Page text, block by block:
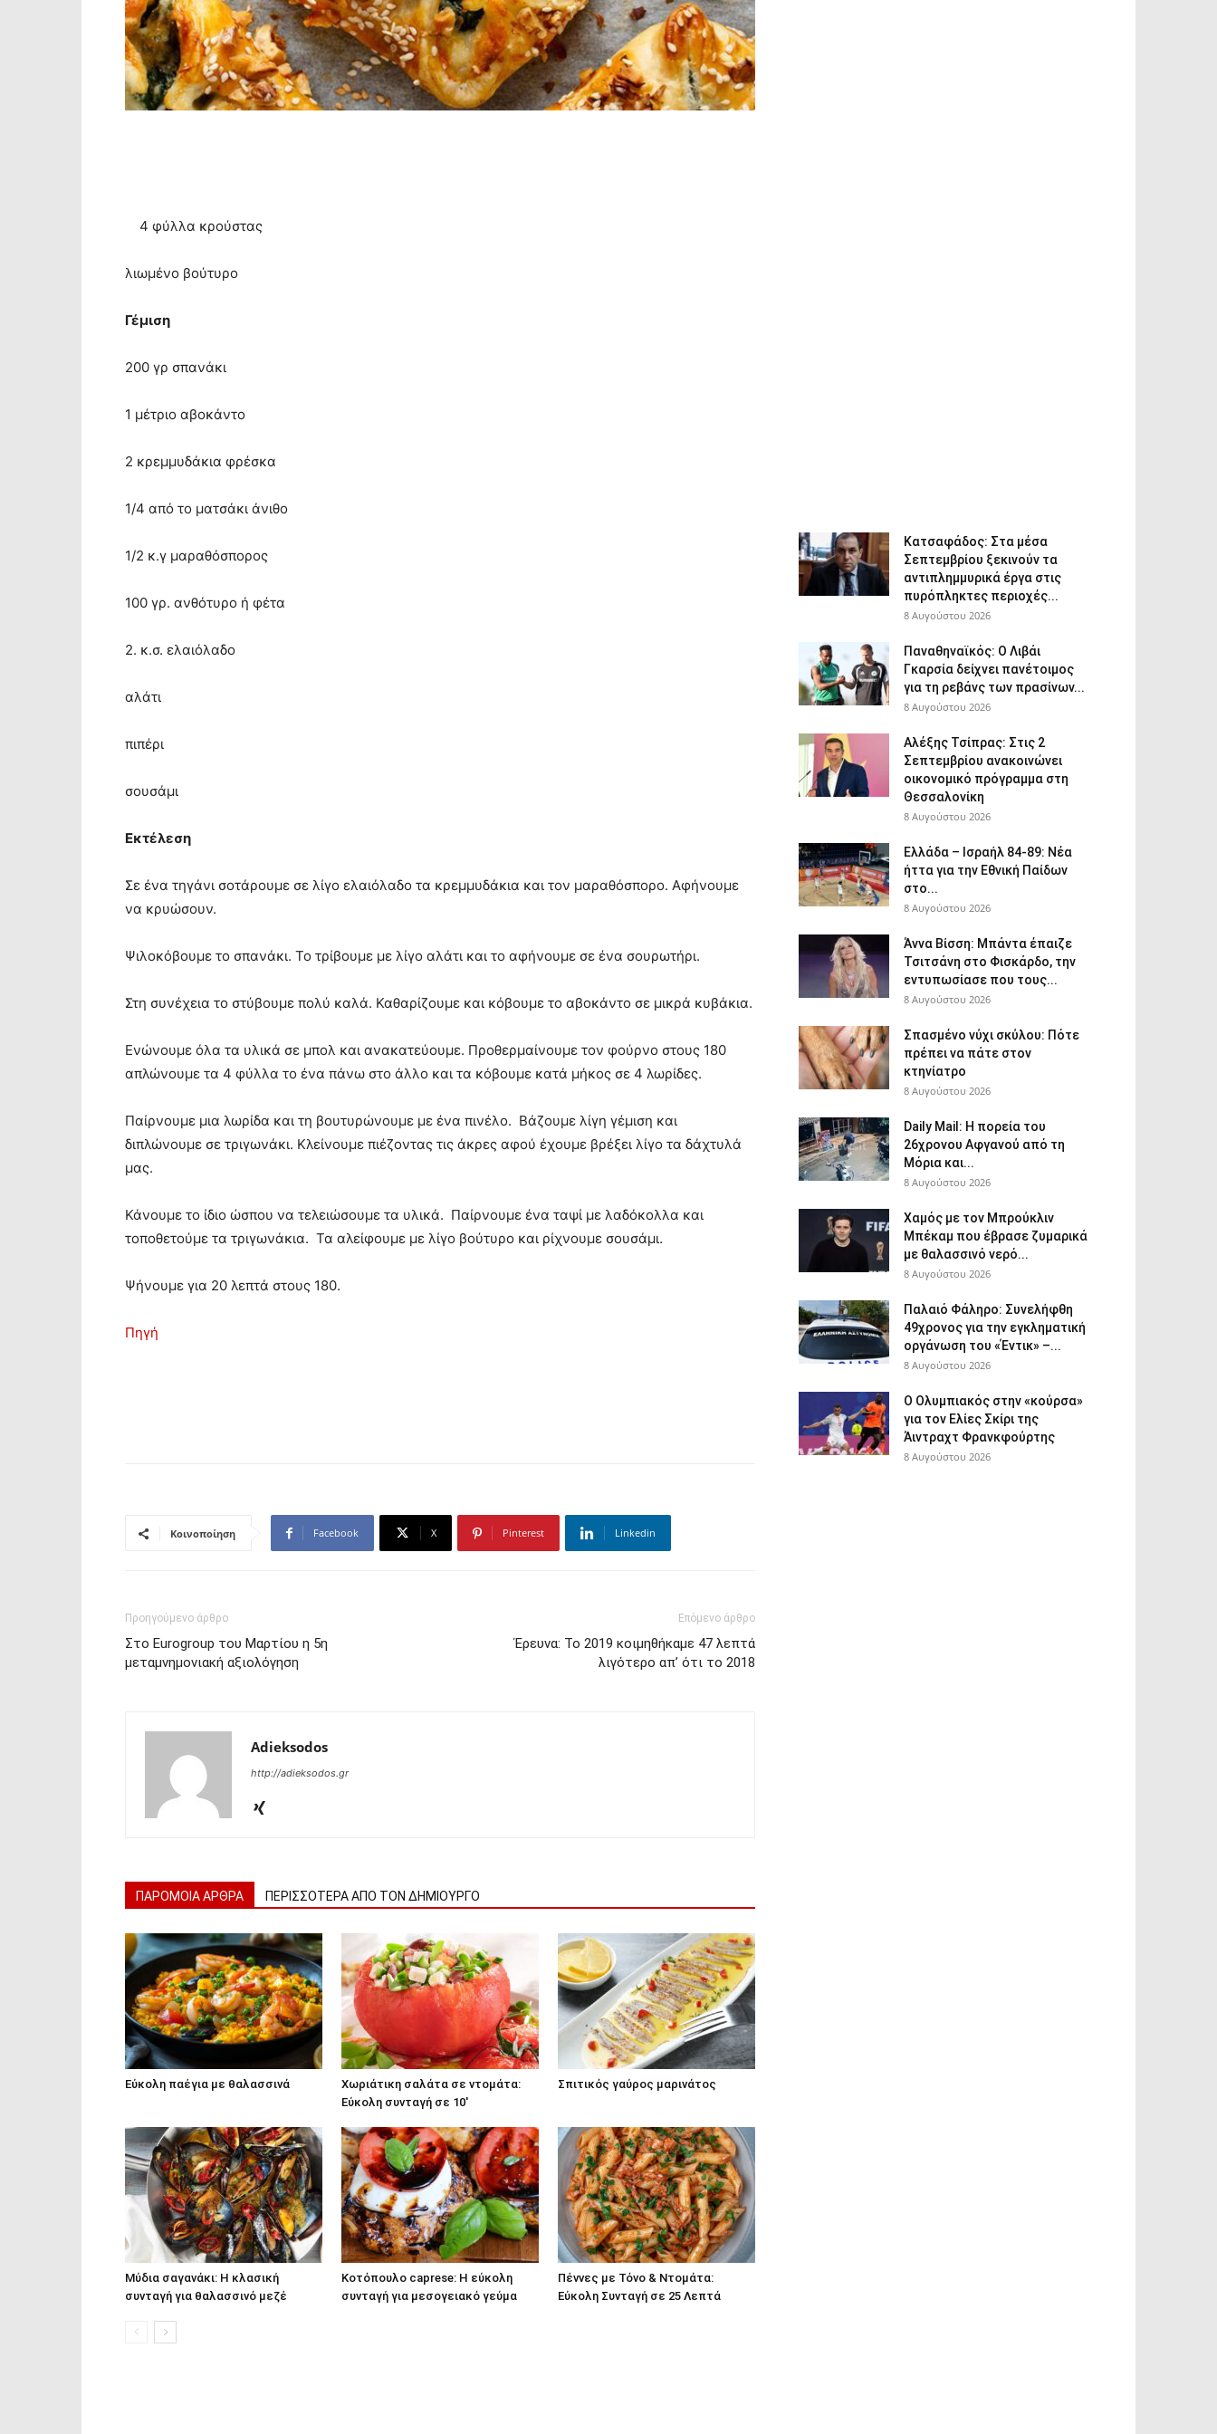
4 φύλλα κρούστας
λιωμένο βούτυρο
Γέμιση
200 γρ σπανάκι
1 μέτριο αβοκάντο
2 κρεμμυδάκια φρέσκα
1/4 από το ματσάκι άνιθο
1/2 κ.γ μαραθόσπορος
100 γρ. ανθότυρο ή φέτα
2. κ.σ. ελαιόλαδο
αλάτι
πιπέρι
σουσάμι
Εκτέλεση
Σε ένα τηγάνι σοτάρουμε σε λίγο ελαιόλαδο τα κρεμμυδάκια και τον μαραθόσπορο. Αφήνουμε
να κρυώσουν.
Ψιλοκόβουμε το σπανάκι. Το τρίβουμε με λίγο αλάτι και το αφήνουμε σε ένα σουρωτήρι.
Στη συνέχεια το στύβουμε πολύ καλά. Καθαρίζουμε και κόβουμε το αβοκάντο σε μικρά κυβάκια.
Ενώνουμε όλα τα υλικά σε μπολ και ανακατεύουμε. Προθερμαίνουμε τον φούρνο στους 180
απλώνουμε τα 4 φύλλα το ένα πάνω στο άλλο και τα κόβουμε κατά μήκος σε 4 λωρίδες.
Παίρνουμε μια λωρίδα και τη βουτυρώνουμε με ένα πινέλο. Βάζουμε λίγη γέμιση και
διπλώνουμε σε τριγωνάκι. Κλείνουμε πιέζοντας τις άκρες αφού έχουμε βρέξει λίγο τα δάχτυλά
μας.
Κάνουμε το ίδιο ώσπου να τελειώσουμε τα υλικά. Παίρνουμε ένα ταψί με λαδόκολλα και
τοποθετούμε τα τριγωνάκια. Τα αλείφουμε με λίγο βούτυρο και ρίχνουμε σουσάμι.
Ψήνουμε για 20 λεπτά στους 180.
Πηγή
Κοινοποίηση Facebook X Pinterest Linkedin
Προηγούμενο άρθρο
Στο Eurogroup του Μαρτίου η 5η
μεταμνημονιακή αξιολόγηση
Επόμενο άρθρο
Έρευνα: Το 2019 κοιμηθήκαμε 47 λεπτά
λιγότερο απ’ ότι το 2018
Adieksodos
http://adieksodos.gr
ΠΑΡΟΜΟΙΑ ΑΡΘΡΑ ΠΕΡΙΣΣΟΤΕΡΑ ΑΠΟ ΤΟΝ ΔΗΜΙΟΥΡΓΟ
Εύκολη παέγια με θαλασσινά
Χωριάτικη σαλάτα σε ντομάτα:
Εύκολη συνταγή σε 10′
Σπιτικός γαύρος μαρινάτος
Μύδια σαγανάκι: Η κλασική
συνταγή για θαλασσινό μεζέ
Κοτόπουλο caprese: Η εύκολη
συνταγή για μεσογειακό γεύμα
Πέννες με Τόνο & Ντομάτα:
Εύκολη Συνταγή σε 25 Λεπτά
Κατσαφάδος: Στα μέσα
Σεπτεμβρίου ξεκινούν τα
αντιπλημμυρικά έργα στις
πυρόπληκτες περιοχές...
8 Αυγούστου 2026
Παναθηναϊκός: Ο Λιβάι
Γκαρσία δείχνει πανέτοιμος
για τη ρεβάνς των πρασίνων...
8 Αυγούστου 2026
Αλέξης Τσίπρας: Στις 2
Σεπτεμβρίου ανακοινώνει
οικονομικό πρόγραμμα στη
Θεσσαλονίκη
8 Αυγούστου 2026
Ελλάδα – Ισραήλ 84-89: Νέα
ήττα για την Εθνική Παίδων
στο...
8 Αυγούστου 2026
Άννα Βίσση: Μπάντα έπαιζε
Τσιτσάνη στο Φισκάρδο, την
εντυπωσίασε που τους...
8 Αυγούστου 2026
Σπασμένο νύχι σκύλου: Πότε
πρέπει να πάτε στον
κτηνίατρο
8 Αυγούστου 2026
Daily Mail: Η πορεία του
26χρονου Αφγανού από τη
Μόρια και...
8 Αυγούστου 2026
Χαμός με τον Μπρούκλιν
Μπέκαμ που έβρασε ζυμαρικά
με θαλασσινό νερό...
8 Αυγούστου 2026
Παλαιό Φάληρο: Συνελήφθη
49χρονος για την εγκληματική
οργάνωση του «Έντικ» –...
8 Αυγούστου 2026
Ο Ολυμπιακός στην «κούρσα»
για τον Ελίες Σκίρι της
Άιντραχτ Φρανκφούρτης
8 Αυγούστου 2026